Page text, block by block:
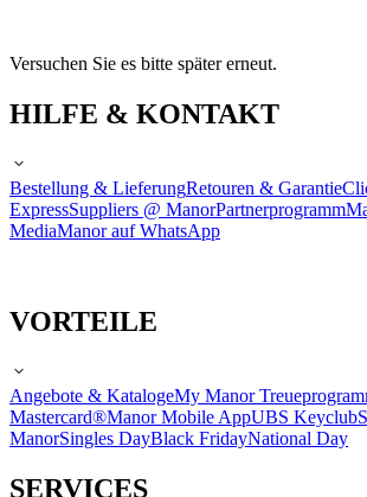
Versuchen Sie es bitte später erneut.
HILFE & KONTAKT
Bestellung & LieferungRetouren & Garantie
ExpressSuppliers @ ManorPartnerprogramm
MediaManor auf WhatsApp
VORTEILE
Angebote & KatalogeMy Manor
Mastercard®Manor Mobile AppUBS Keyclub
ManorSingles DayBlack FridayNational Day
SERVICES